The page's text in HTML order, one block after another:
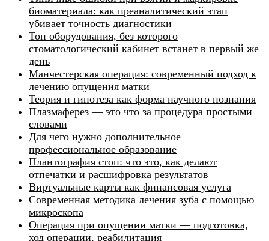
биоматериала: как преаналитический этап
убивает точность диагностики
Топ оборудования, без которого
стоматологический кабинет встанет в первый же
день
Манчестерская операция: современный подход к
лечению опущения матки
Теория и гипотеза как форма научного познания
Плазмаферез — это что за процедура простыми
словами
Для чего нужно дополнительное
профессиональное образование
Плантография стоп: что это, как делают
отпечатки и расшифровка результатов
Виртуальные карты как финансовая услуга
Современная методика лечения зуба с помощью
микроскопа
Операция при опущении матки — подготовка,
ход операции, реабилитация